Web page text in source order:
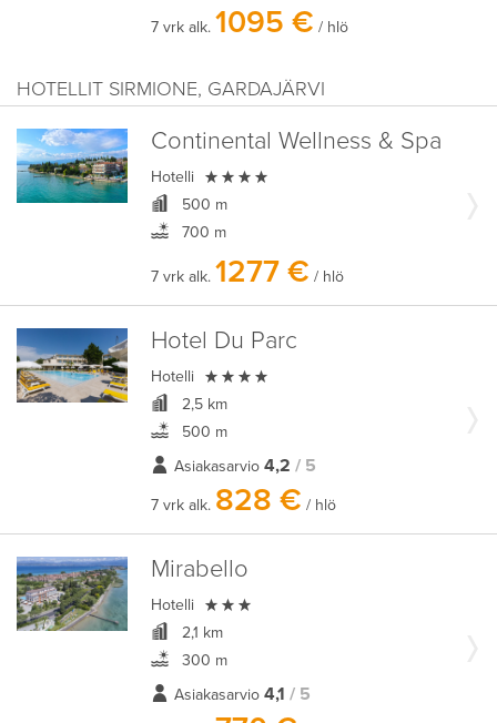
7 vrk alk. 1095 € / hlö
HOTELLIT SIRMIONE, GARDAJÄRVI
Continental Wellness & Spa
Hotelli 
500 m
700 m
7 vrk alk. 1277 € / hlö
Hotel Du Parc
Hotelli 
2,5 km
500 m
Asiakasarvio 4,2 / 5
7 vrk alk. 828 € / hlö
Mirabello
Hotelli 
2,1 km
300 m
Asiakasarvio 4,1 / 5